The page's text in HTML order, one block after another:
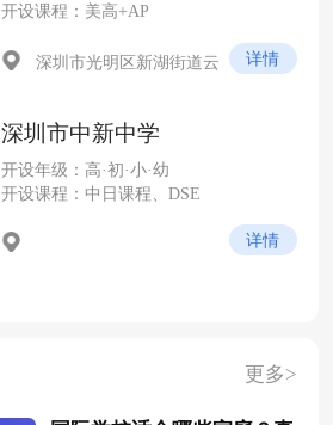
开设课程：美高+AP
深圳校区）
详情
深圳市中新中学
开设年级：高·初·小·幼
开设课程：中日课程、DSE
详情
更多>